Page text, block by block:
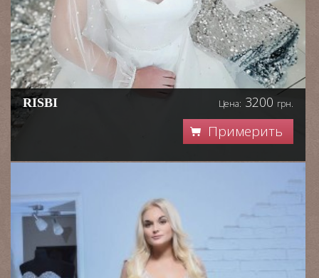
RISBI Цена: 3200 грн.
Примерить